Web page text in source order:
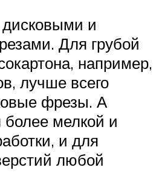
и
Для грубой
например,
лучше всего
фрезы. А
мелкой и
и для
любой